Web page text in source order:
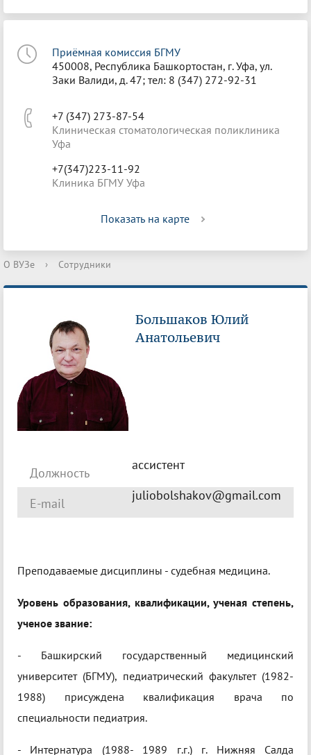
Приёмная комиссия БГМУ
450008, Республика Башкортостан, г. Уфа, ул.
Заки Валиди, д. 47; тел: 8 (347) 272-92-31
+7 (347) 273-87-54
Клиническая стоматологическая поликлиника
Уфа
+7(347)223-11-92
Клиника БГМУ Уфа
Показать на карте
О ВУЗе › Сотрудники
Большаков Юлий
Анатольевич
Должность
ассистент
E-mail
juliobolshakov@gmail.com
Преподаваемые дисциплины - судебная медицина.
Уровень образования, квалификации, ученая степень,
ученое звание:
- Башкирский государственный медицинский
университет (БГМУ), педиатрический факультет (1982-
1988) присуждена квалификация врача по
специальности педиатрия.
- Интернатура (1988- 1989 г.г.) г. Нижняя Салда